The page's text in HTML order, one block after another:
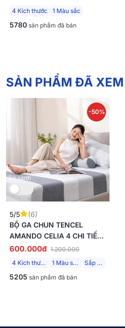
4 Kích thước
1 Màu sắc
5780 sản phẩm đã bán
SẢN PHẨM ĐÃ XEM
So sánh
-50%
5/5
(6)
BỘ GA CHUN TENCEL
AMANDO CELIA 4 CHI TIẾT
TP004
600.000đ 1.200.000
4 Kích thước
1 Màu sắc Sắp về
5205 sản phẩm đã bán